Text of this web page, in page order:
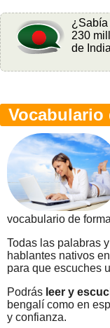
¿Sabía
230
de
Vocabulario
vocabulario de
Todas las palabras
hablantes nativos
para que escuches
Podrás leer y
bengalí como en
y confianza.